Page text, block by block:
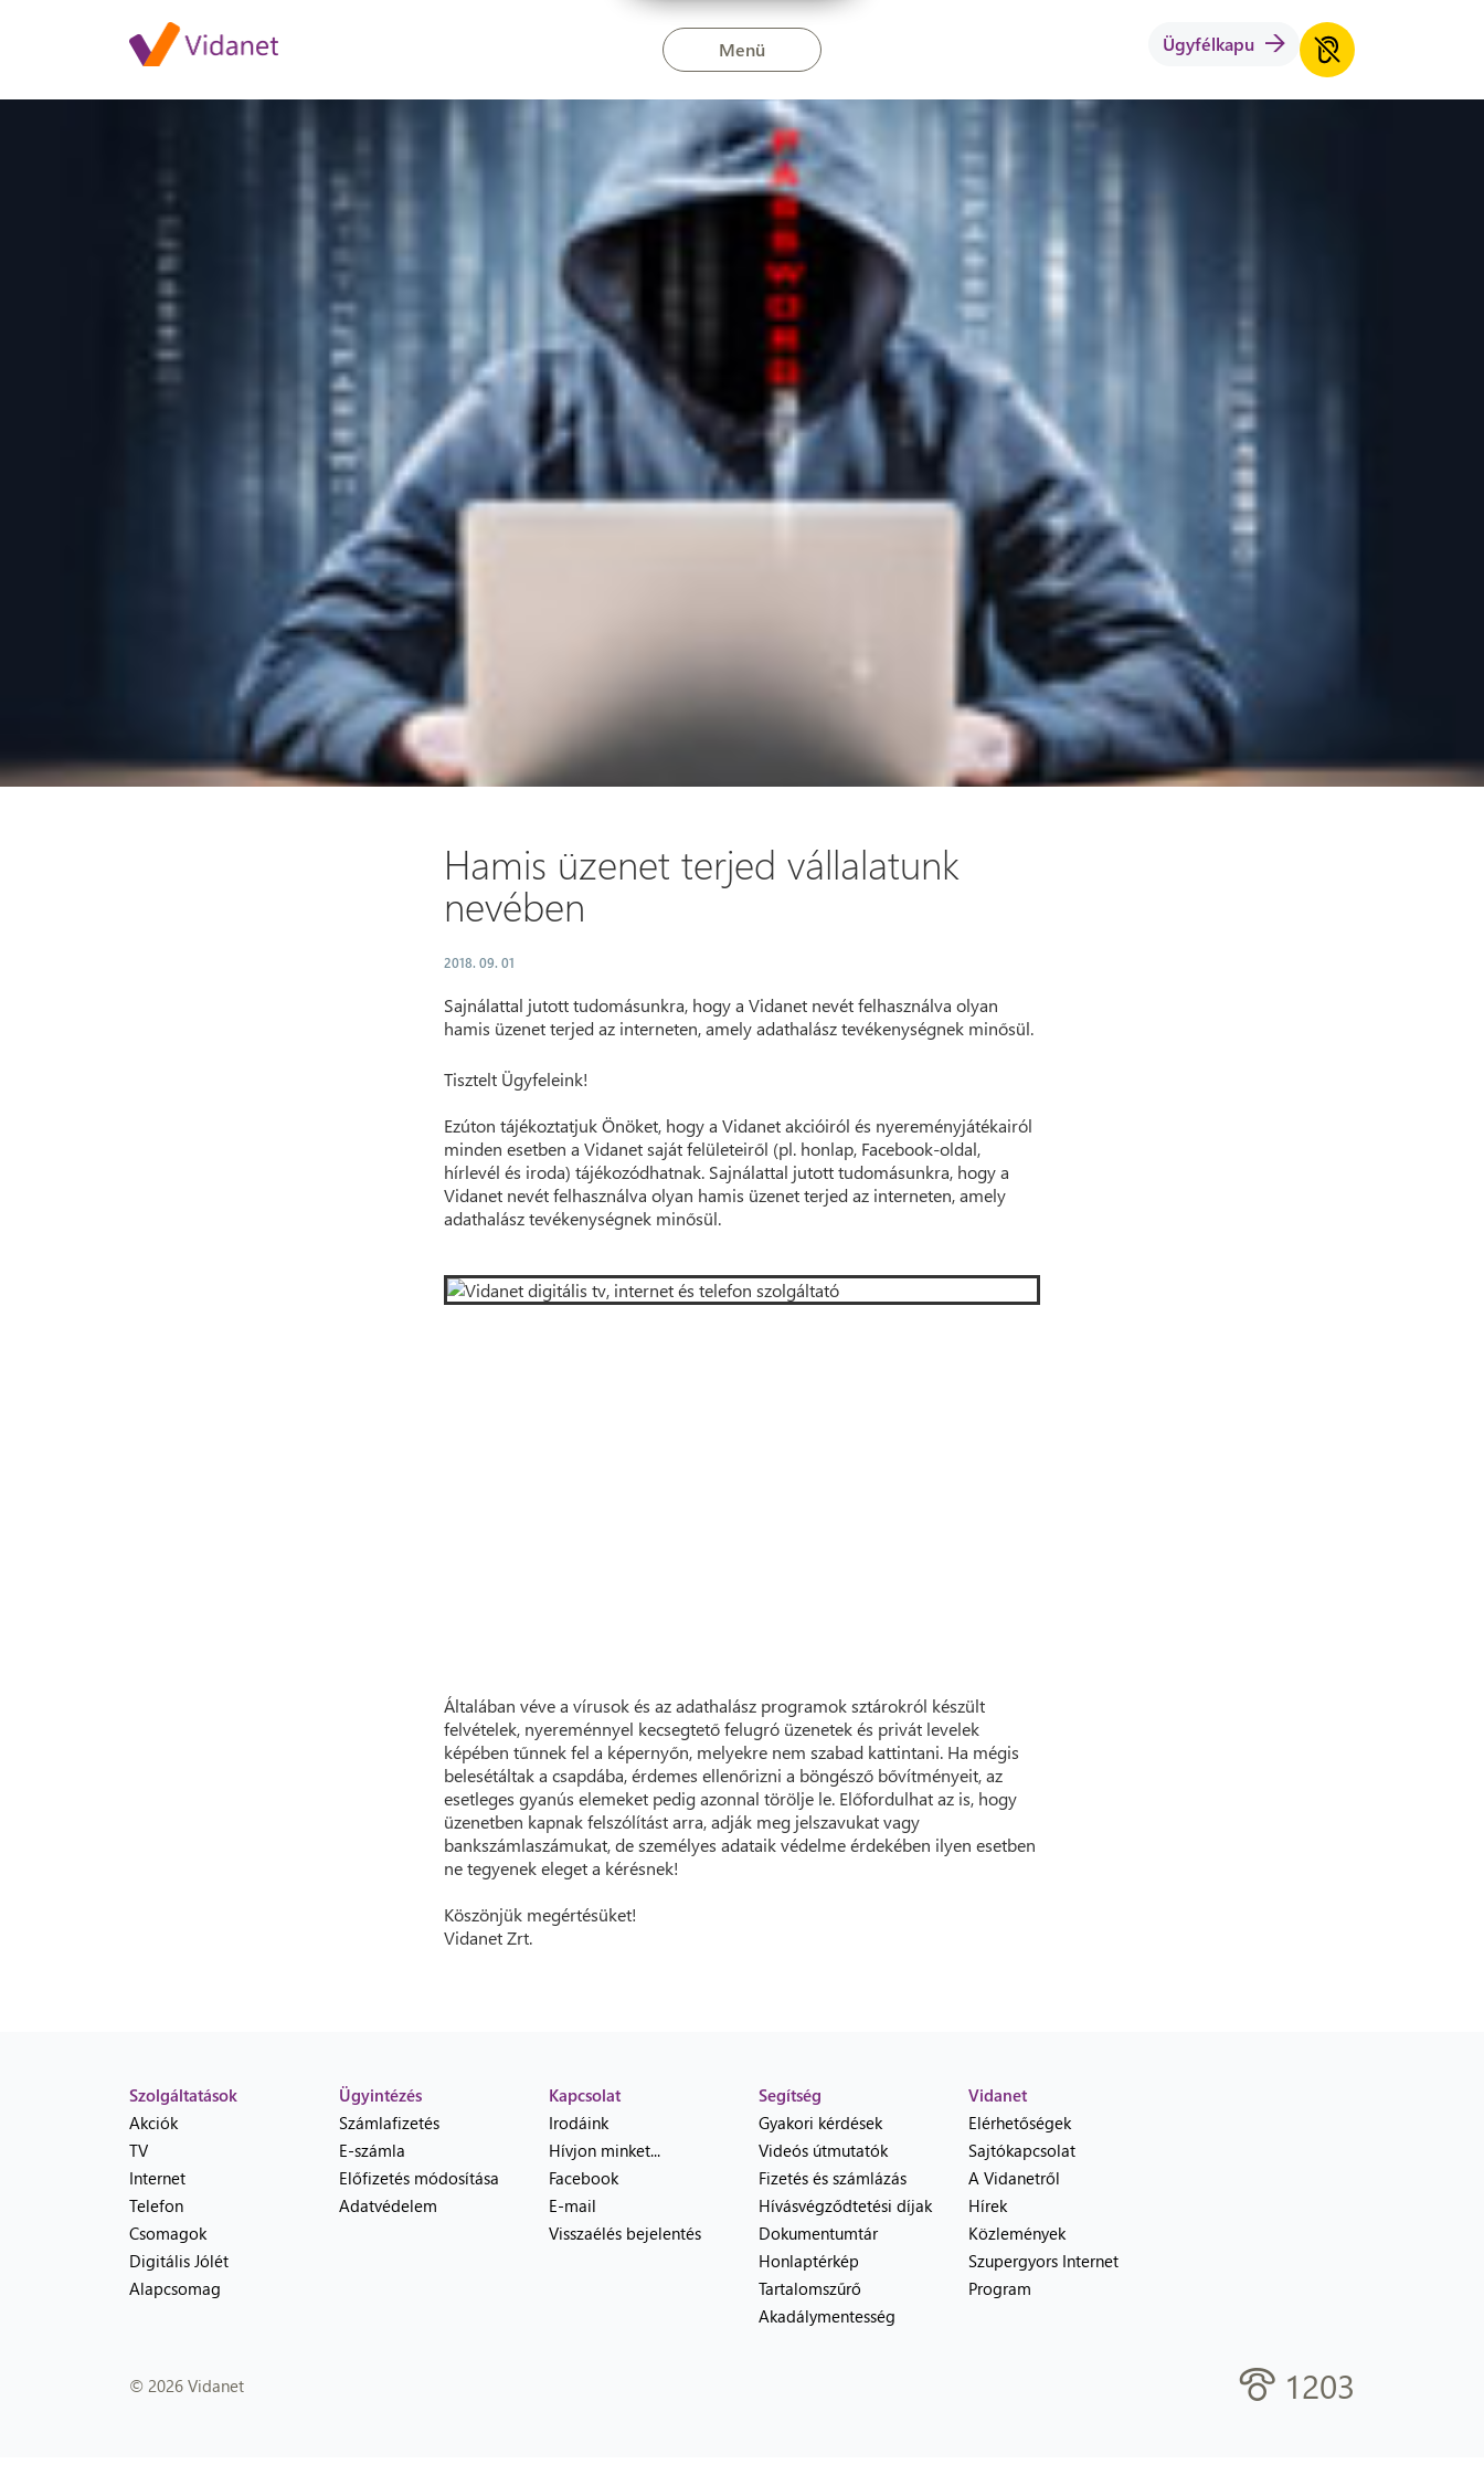
Menü Ügyfélkapu
Hamis üzenet terjed vállalatunk nevében
Hamis üzenet terjed vállalatunk
nevében
2018. 09. 01
Sajnálattal jutott tudomásunkra, hogy a Vidanet nevét felhasználva olyan
hamis üzenet terjed az interneten, amely adathalász tevékenységnek minősül.
Tisztelt Ügyfeleink!
Ezúton tájékoztatjuk Önöket, hogy a Vidanet akcióiról és nyereményjátékairól
minden esetben a Vidanet saját felületeiről (pl. honlap, Facebook-oldal,
hírlevél és iroda) tájékozódhatnak. Sajnálattal jutott tudomásunkra, hogy a
Vidanet nevét felhasználva olyan hamis üzenet terjed az interneten, amely
adathalász tevékenységnek minősül.
Általában véve a vírusok és az adathalász programok sztárokról készült
felvételek, nyereménnyel kecsegtető felugró üzenetek és privát levelek
képében tűnnek fel a képernyőn, melyekre nem szabad kattintani. Ha mégis
belesétáltak a csapdába, érdemes ellenőrizni a böngésző bővítményeit, az
esetleges gyanús elemeket pedig azonnal törölje le. Előfordulhat az is, hogy
üzenetben kapnak felszólítást arra, adják meg jelszavukat vagy
bankszámlaszámukat, de személyes adataik védelme érdekében ilyen esetben
ne tegyenek eleget a kérésnek!
Köszönjük megértésüket!
Vidanet Zrt.
Szolgáltatások
Akciók
TV
Internet
Telefon
Csomagok
Digitális Jólét
Alapcsomag
Ügyintézés
Számlafizetés
E-számla
Előfizetés módosítása
Adatvédelem
Kapcsolat
Irodáink
Hívjon minket...
Facebook
E-mail
Visszaélés bejelentés
Segítség
Gyakori kérdések
Videós útmutatók
Fizetés és számlázás
Hívásvégződtetési díjak
Dokumentumtár
Honlaptérkép
Tartalomszűrő
Akadálymentesség
Vidanet
Elérhetőségek
Sajtókapcsolat
A Vidanetről
Hírek
Közlemények
Szupergyors Internet
Program
© 2026 Vidanet 1203